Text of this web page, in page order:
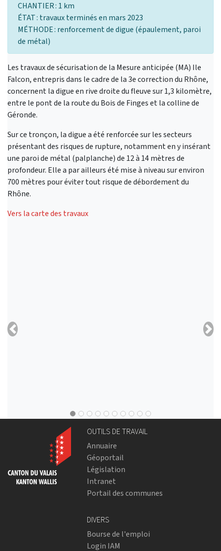
CHANTIER : 1 km
ÉTAT : travaux terminés en mars 2023
MÉTHODE : renforcement de digue (épaulement, paroi
de métal)
Les travaux de sécurisation de la Mesure anticipée (MA) Ile
Falcon, entrepris dans le cadre de la 3e correction du Rhône,
concernent la digue en rive droite du fleuve sur 1,3 kilomètre,
entre le pont de la route du Bois de Finges et la colline de
Géronde.
Sur ce tronçon, la digue a été renforcée sur les secteurs
présentant des risques de rupture, notamment en y insérant
une paroi de métal (palplanche) de 12 à 14 mètres de
profondeur. Elle a par ailleurs été mise à niveau sur environ
700 mètres pour éviter tout risque de débordement du
Rhône.
Vers la carte des travaux
Previous
OUTILS DE TRAVAIL
Annuaire
Géoportail
Législation
Intranet
Portail des communes
DIVERS
Bourse de l'emploi
Login IAM